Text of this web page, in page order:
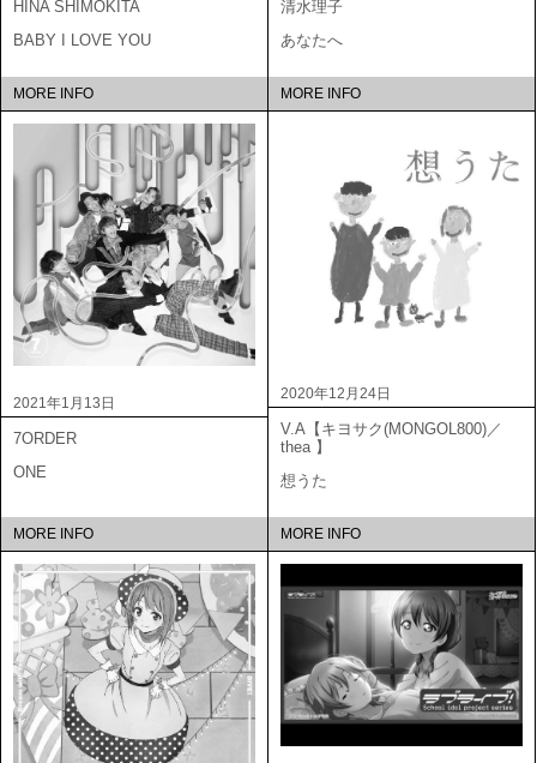
HINA SHIMOKITA
BABY I LOVE YOU
MORE INFO
清水理子
あなたへ
MORE INFO
2021年1月13日
7ORDER
ONE
MORE INFO
2020年12月24日
V.A【キヨサク(MONGOL800)／
thea 】
想うた
MORE INFO